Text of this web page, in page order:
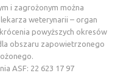
i zagrożonym można
weterynarii – organ
powyższych okresów
obszaru zapowietrzonego
ASF: 22 623 17 97